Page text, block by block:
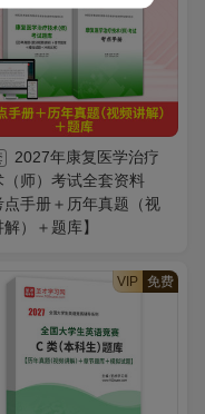
2027年康复医学治疗
（师）考试全套资料
点手册＋历年真题（视
）＋题库】
VIP 免费